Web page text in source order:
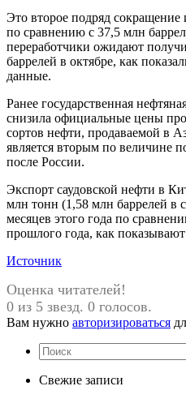
Это второе подряд
по сравнению с 37,5 млн
переработчики ожидают
баррелей в октябре, как
данные.
Ранее государственная
снизила официальные цены
сортов нефти, продаваемой в
является вторым по величине
после России.
Экспорт саудовской нефти в
млн тонн (1,58 млн баррелей в
месяцев этого года по
прошлого года, как
Источник
Оценка читателей!
0 из 5 звезд. 0 голосов.
Вам нужно авторизироваться
Свежие записи